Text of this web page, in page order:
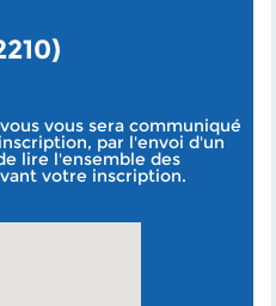
vous sera communiqué
par l'envoi d'un
lire l'ensemble des
votre inscription.